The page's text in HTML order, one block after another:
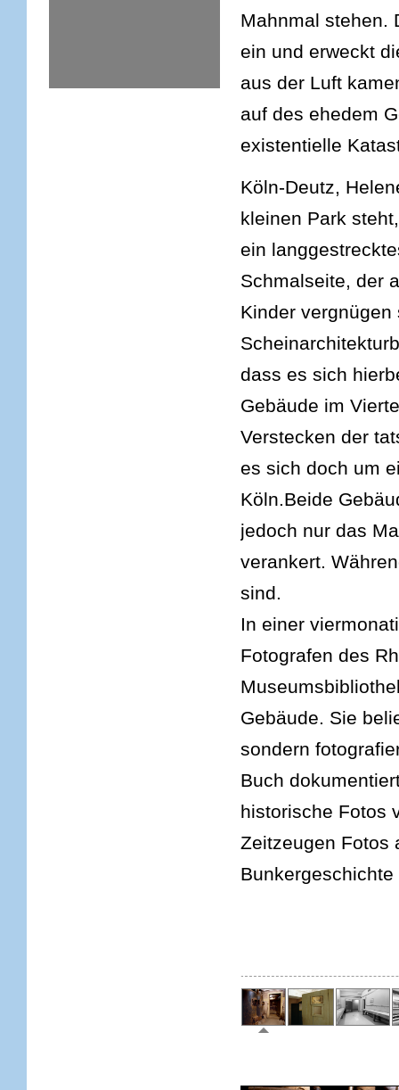
Mahnmal stehen.
ein und erweckt
aus der Luft
auf des ehedem
existentielle
Köln-Deutz,
kleinen Park
ein
Schmalseite, der
Kinder
dass es sich
Gebäude im
Verstecken der
es sich doch um
Köln.Beide
jedoch nur das
verankert.
sind.
In einer
Fotografen des
Gebäude. Sie
sondern
Buch
historische Fotos
Zeitzeugen Fotos